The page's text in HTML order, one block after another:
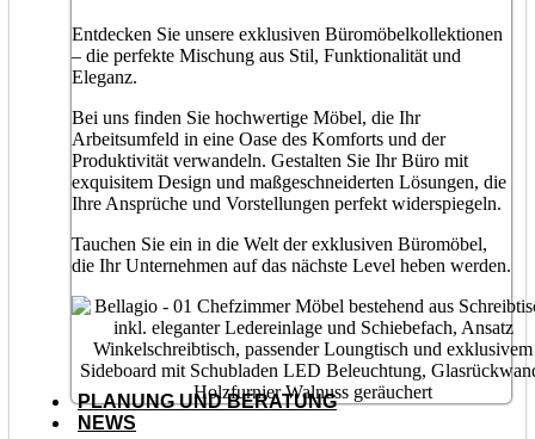
Entdecken Sie unsere exklusiven Büromöbelkollektionen
– die perfekte Mischung aus Stil, Funktionalität und
Eleganz.
Bei uns finden Sie hochwertige Möbel, die Ihr
Arbeitsumfeld in eine Oase des Komforts und der
Produktivität verwandeln. Gestalten Sie Ihr Büro mit
exquisitem Design und maßgeschneiderten Lösungen, die
Ihre Ansprüche und Vorstellungen perfekt widerspiegeln.
Tauchen Sie ein in die Welt der exklusiven Büromöbel,
die Ihr Unternehmen auf das nächste Level heben werden.
PLANUNG UND BERATUNG
NEWS